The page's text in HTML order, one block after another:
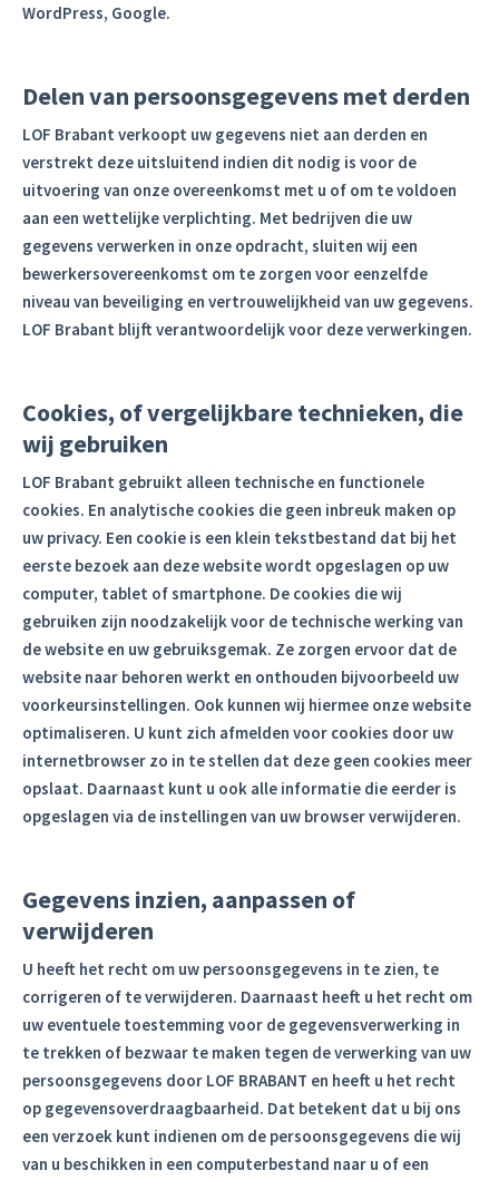
WordPress, Google.
Delen van persoonsgegevens met derden
LOF Brabant verkoopt uw gegevens niet aan derden en
verstrekt deze uitsluitend indien dit nodig is voor de
uitvoering van onze overeenkomst met u of om te voldoen
aan een wettelijke verplichting. Met bedrijven die uw
gegevens verwerken in onze opdracht, sluiten wij een
bewerkersovereenkomst om te zorgen voor eenzelfde
niveau van beveiliging en vertrouwelijkheid van uw gegevens.
LOF Brabant blijft verantwoordelijk voor deze verwerkingen.
Cookies, of vergelijkbare technieken, die
wij gebruiken
LOF Brabant gebruikt alleen technische en functionele
cookies. En analytische cookies die geen inbreuk maken op
uw privacy. Een cookie is een klein tekstbestand dat bij het
eerste bezoek aan deze website wordt opgeslagen op uw
computer, tablet of smartphone. De cookies die wij
gebruiken zijn noodzakelijk voor de technische werking van
de website en uw gebruiksgemak. Ze zorgen ervoor dat de
website naar behoren werkt en onthouden bijvoorbeeld uw
voorkeursinstellingen. Ook kunnen wij hiermee onze website
optimaliseren. U kunt zich afmelden voor cookies door uw
internetbrowser zo in te stellen dat deze geen cookies meer
opslaat. Daarnaast kunt u ook alle informatie die eerder is
opgeslagen via de instellingen van uw browser verwijderen.
Gegevens inzien, aanpassen of
verwijderen
U heeft het recht om uw persoonsgegevens in te zien, te
corrigeren of te verwijderen. Daarnaast heeft u het recht om
uw eventuele toestemming voor de gegevensverwerking in
te trekken of bezwaar te maken tegen de verwerking van uw
persoonsgegevens door LOF BRABANT en heeft u het recht
op gegevensoverdraagbaarheid. Dat betekent dat u bij ons
een verzoek kunt indienen om de persoonsgegevens die wij
van u beschikken in een computerbestand naar u of een